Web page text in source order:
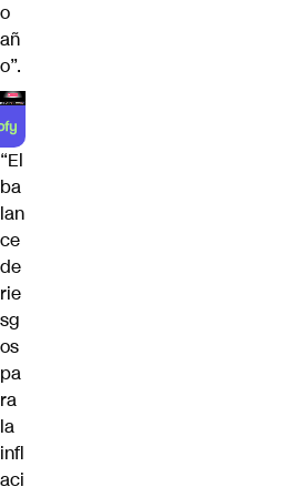
o
añ
o”.
“El
ba
lan
ce
de
rie
sg
os
pa
ra
la
infl
aci